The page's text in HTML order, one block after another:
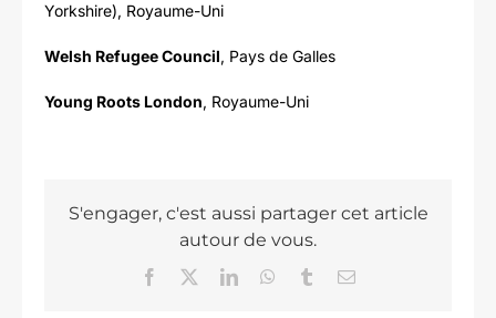
Yorkshire), Royaume-Uni
Welsh Refugee Council, Pays de Galles
Young Roots London, Royaume-Uni
S'engager, c'est aussi partager cet article
autour de vous.
Facebook LinkedInWhatsAppTumblrEmail